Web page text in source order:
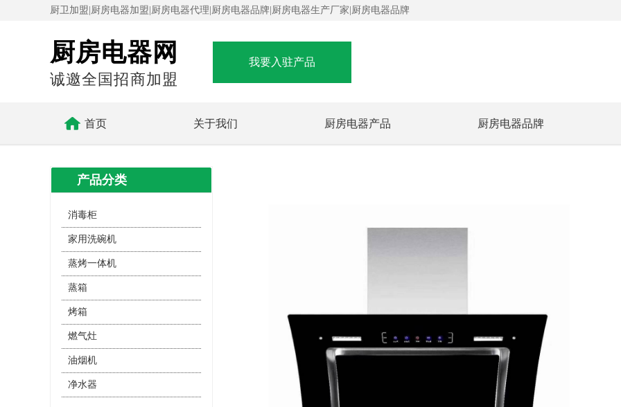
厨卫加盟|厨房电器加盟|厨房电器代理|厨房电器品牌|厨房电器生产厂家|厨房电器品牌
厨房电器网
诚邀全国招商加盟
我要入驻产品
 首页 关于我们 厨房电器产品 厨房电器品牌
产品分类
消毒柜
家用洗碗机
蒸烤一体机
蒸箱
烤箱
燃气灶
油烟机
净水器